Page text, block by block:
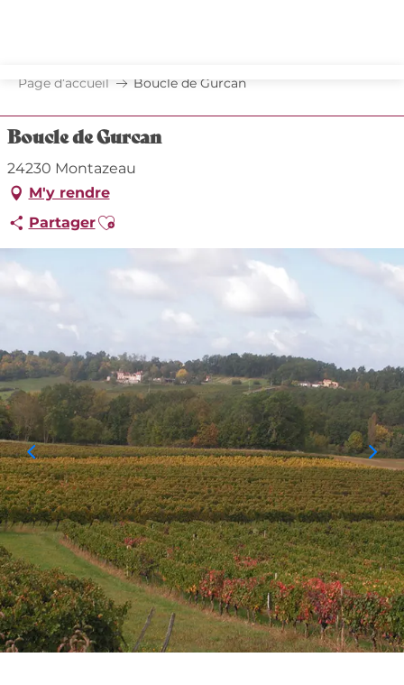
principal
Page d’accueil Boucle de Gurcan
Boucle de Gurcan
24230 Montazeau
M'y rendre
PartagerAjouter aux favoris